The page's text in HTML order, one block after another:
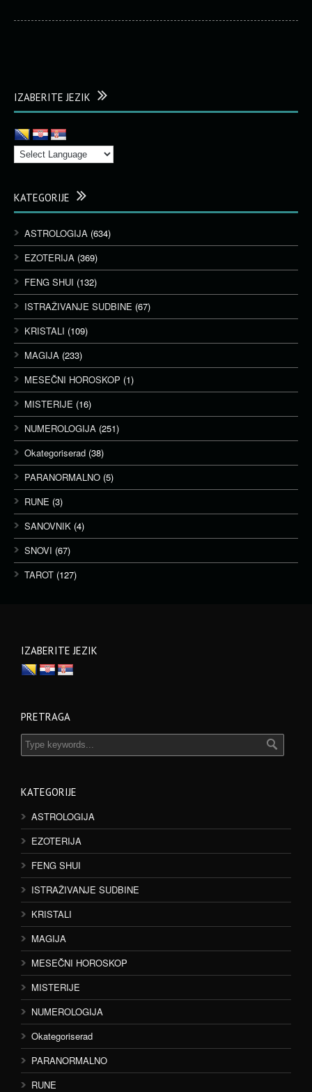
IZABERITE JEZIK
KATEGORIJE
ASTROLOGIJA (634)
EZOTERIJA (369)
FENG SHUI (132)
ISTRAŽIVANJE SUDBINE (67)
KRISTALI (109)
MAGIJA (233)
MESEČNI HOROSKOP (1)
MISTERIJE (16)
NUMEROLOGIJA (251)
Okategoriserad (38)
PARANORMALNO (5)
RUNE (3)
SANOVNIK (4)
SNOVI (67)
TAROT (127)
IZABERITE JEZIK
PRETRAGA
KATEGORIJE
ASTROLOGIJA
EZOTERIJA
FENG SHUI
ISTRAŽIVANJE SUDBINE
KRISTALI
MAGIJA
MESEČNI HOROSKOP
MISTERIJE
NUMEROLOGIJA
Okategoriserad
PARANORMALNO
RUNE